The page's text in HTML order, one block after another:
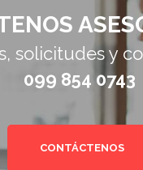
solicitudes y
099 854 0743
CONTÁCTENOS